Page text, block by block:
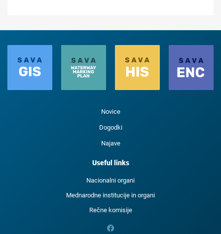
Novice
Dogodki
Najave
Useful links
Nacionalni organi
Mednarodne institucije in organi
Rečne komisije